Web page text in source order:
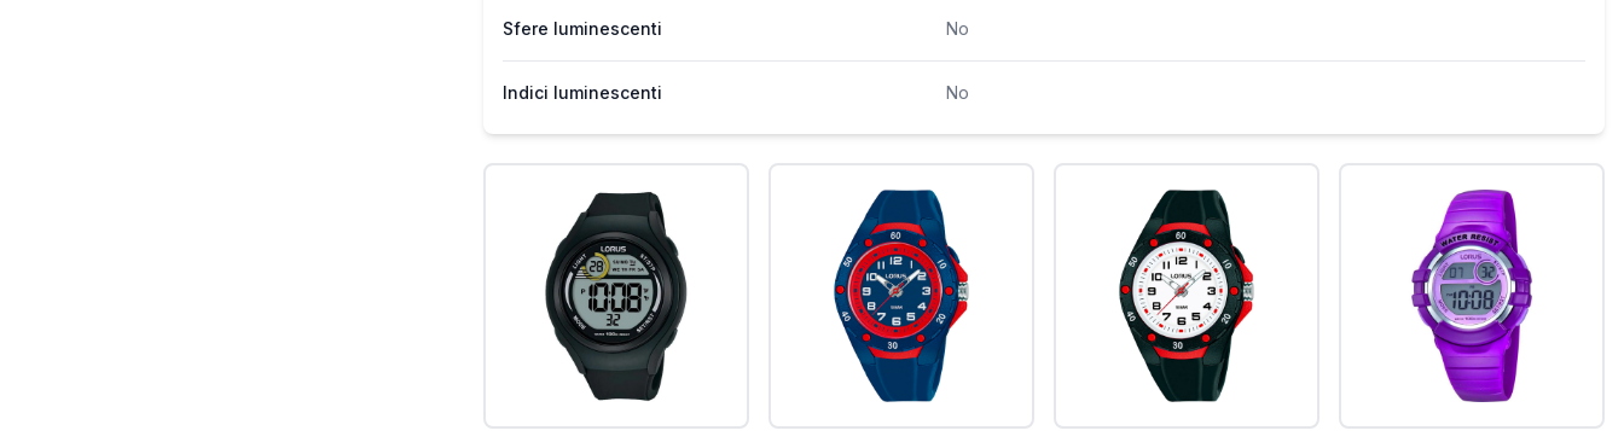
Sfere luminescenti No
Indici luminescenti No